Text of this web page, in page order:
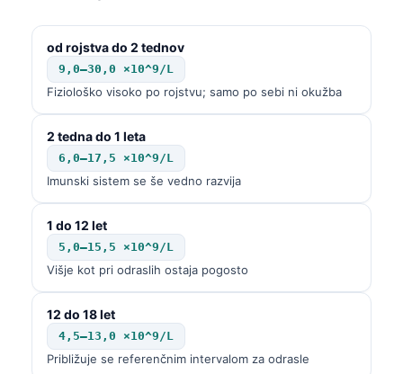
od rojstva do 2 tednov
9,0–30,0 ×10^9/L
Fiziološko visoko po rojstvu; samo po sebi ni okužba
2 tedna do 1 leta
6,0–17,5 ×10^9/L
Imunski sistem se še vedno razvija
1 do 12 let
5,0–15,5 ×10^9/L
Višje kot pri odraslih ostaja pogosto
12 do 18 let
4,5–13,0 ×10^9/L
Približuje se referenčnim intervalom za odrasle